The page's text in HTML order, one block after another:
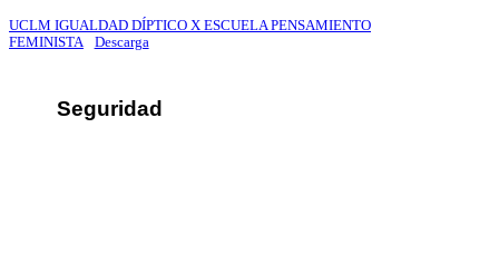
UCLM IGUALDAD DÍPTICO X ESCUELA PENSAMIENTO
FEMINISTA
Descarga
Seguridad